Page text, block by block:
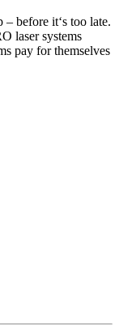
before it‘s too late.
laser systems
pay for themselves